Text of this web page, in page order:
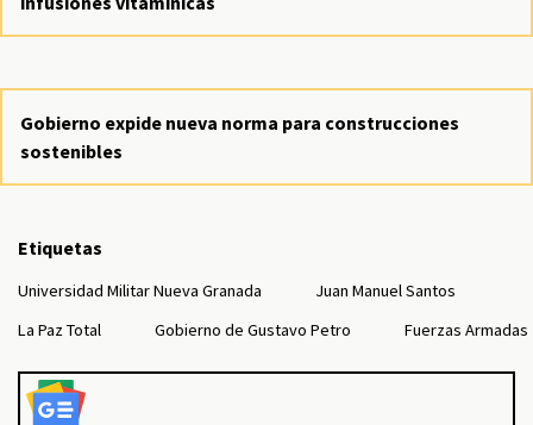
Gobierno expide nueva norma para construcciones
sostenibles
Etiquetas
Universidad Militar Nueva Granada
Juan Manuel Santos
La Paz Total
Gobierno de Gustavo Petro Fuerzas Armadas